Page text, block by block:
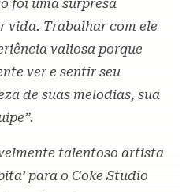
foi uma surpresa
vida. Trabalhar com ele
valiosa porque
ver e sentir seu
de suas melodias, sua
talentoso artista
para o Coke Studio